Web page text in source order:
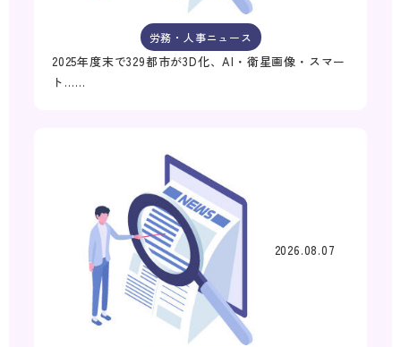
労務・人事ニュース
2025年度末で329都市が3D化、AI・衛星画像・スマー
ト……
2026.08.07